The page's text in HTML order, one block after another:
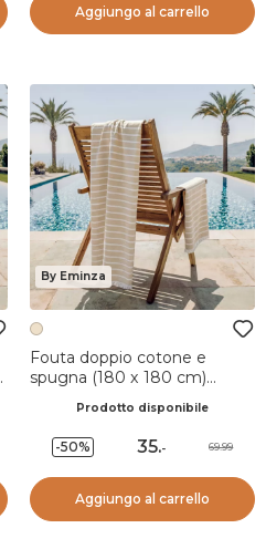
Aggiungo al carrello
By Eminza
Fouta doppio cotone e
spugna (180 x 180 cm)
Prodotto disponibile
-50% 35.- 69.99
Aggiungo al carrello